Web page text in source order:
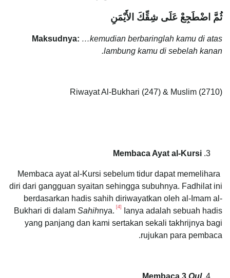
ثُمَّ اضْطَجِعْ عَلَى شِقِّكَ الأَيْمَنِ
Maksudnya: …kemudian berbaringlah kamu di atas
lambung kamu di sebelah kanan.
Riwayat Al-Bukhari (247) & Muslim (2710)
Membaca Ayat al-Kursi
Membaca ayat al-Kursi sebelum tidur dapat memelihara
diri dari gangguan syaitan sehingga subuhnya. Fadhilat ini
berdasarkan hadis sahih diriwayatkan oleh al-Imam al-
Bukhari di dalam Sahihnya. [4]
Ianya adalah sebuah hadis
yang panjang dan kami sertakan sekali takhrijnya bagi
rujukan para pembaca.